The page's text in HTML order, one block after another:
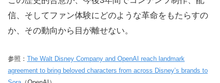
信、そしてファン体験にどのような革命をもたらすの
か、その動向から目が離せない。
参照： The Walt Disney Company and OpenAI reach landmark
agreement to bring beloved characters from across Disney’s brands to